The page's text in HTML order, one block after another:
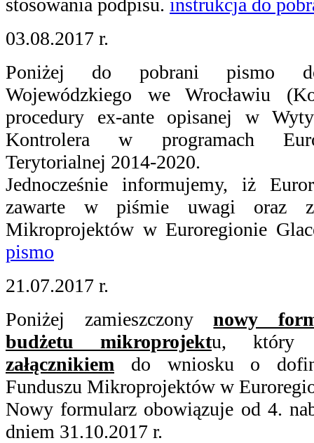
03.08.2017 r.
Poniżej do pobrani pismo
Wojewódzkiego we Wrocławiu
procedury ex-ante opisanej w
Kontrolera w programach
Terytorialnej 2014-2020.
Jednocześnie informujemy, iż
zawarte w piśmie uwagi oraz
Mikroprojektów w Euroregionie
pismo
21.07.2017 r.
Poniżej zamieszczonynowy
budżetu mikroprojektu,
załącznikiem
do wniosku o
Funduszu Mikroprojektów w
Nowy formularz obowiązuje od 4.
dniem 31.10.2017 r.